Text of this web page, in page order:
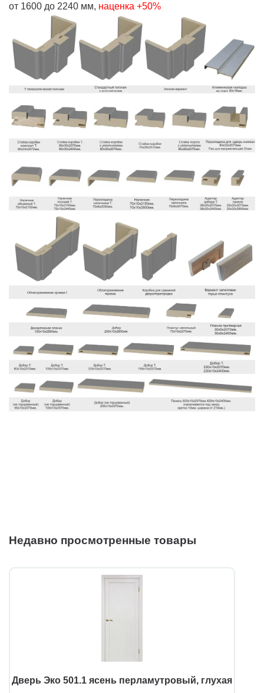
от 1600 до 2240 мм, наценка +50%
Недавно просмотренные товары
Дверь Эко 501.1 ясень перламутровый, глухая